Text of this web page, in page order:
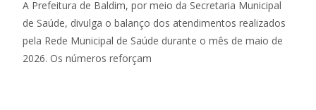
A Prefeitura de Baldim, por meio da Secretaria Municipal
de Saúde, divulga o balanço dos atendimentos realizados
pela Rede Municipal de Saúde durante o mês de maio de
2026. Os números reforçam